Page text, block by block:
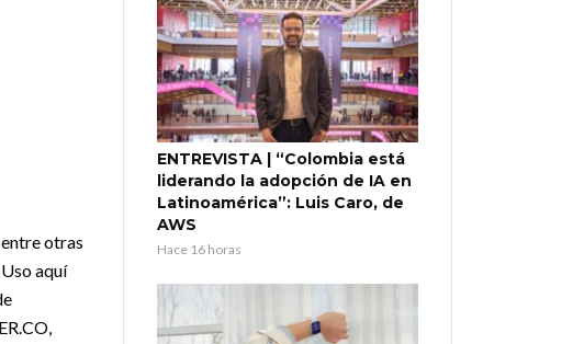
otras
aquí
ENTREVISTA | “Colombia está
liderando la adopción de IA en
Latinoamérica”: Luis Caro, de
AWS
Hace 16 horas